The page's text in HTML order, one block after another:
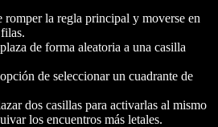
romper la regla principal y moverse en
de forma aleatoria a una casilla
de seleccionar un cuadrante de
dos casillas para activarlas al mismo
los encuentros más letales.